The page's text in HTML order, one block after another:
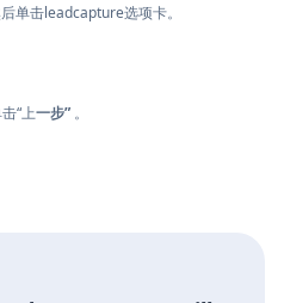
单击leadcapture选项卡。
“上一步” 。